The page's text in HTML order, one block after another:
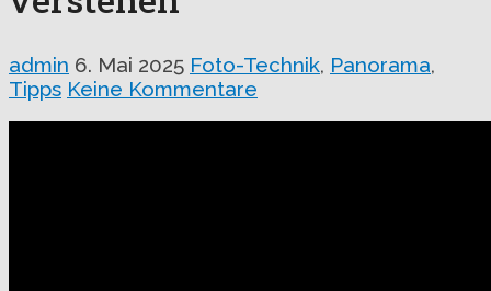
admin 6. Mai 2025 Foto-Technik, Panorama,
Tipps Keine Kommentare